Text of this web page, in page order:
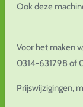
Ook deze
Voor het maken
0314-631798 of
Prijswijzigingen,